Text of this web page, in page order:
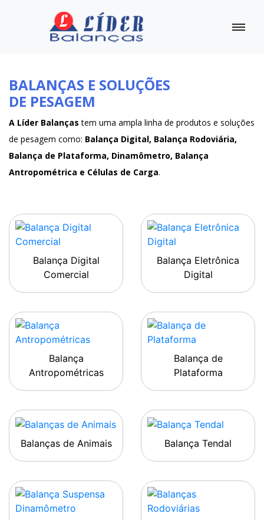
BALANÇAS E SOLUÇÕES
DE PESAGEM
A Líder Balanças tem uma ampla linha de produtos e soluções
de pesagem como: Balança Digital, Balança Rodoviária,
Balança de Plataforma, Dinamômetro, Balança
Antropométrica e Células de Carga.
Balança Digital
Comercial
Balança Eletrônica
Digital
Balança
Antropométricas
Balança de
Plataforma
Balanças de Animais Balança Tendal